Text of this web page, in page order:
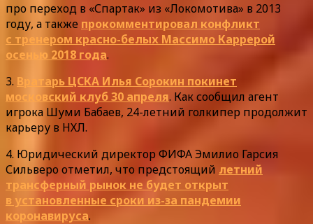
про переход в «Спартак» из «Локомотива» в 2013
году, а также прокомментировал конфликт
с тренером красно-белых Массимо Каррерой
осенью 2018 года.
3. Вратарь ЦСКА Илья Сорокин покинет
московский клуб 30 апреля. Как сообщил агент
игрока Шуми Бабаев, 24-летний голкипер продолжит
карьеру в НХЛ.
4. Юридический директор ФИФА Эмилио Гарсия
Сильверо отметил, что предстоящий летний
трансферный рынок не будет открыт
в установленные сроки из-за пандемии
коронавируса.